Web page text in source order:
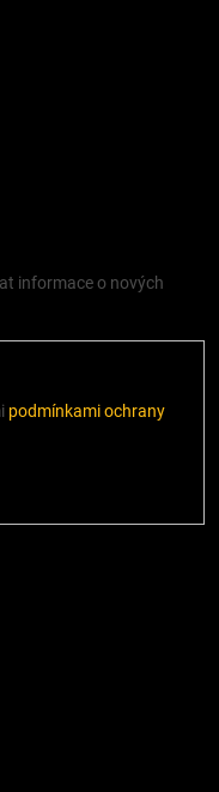
informace o nových
podmínkami ochrany